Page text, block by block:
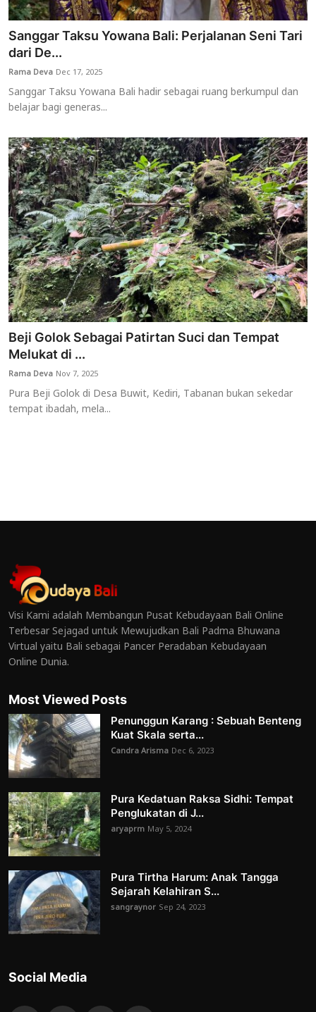
Sanggar Taksu Yowana Bali: Perjalanan Seni Tari
dari De...
Rama Deva Dec 17, 2025
Sanggar Taksu Yowana Bali hadir sebagai ruang berkumpul dan
belajar bagi generas...
Beji Golok Sebagai Patirtan Suci dan Tempat
Melukat di ...
Rama Deva Nov 7, 2025
Pura Beji Golok di Desa Buwit, Kediri, Tabanan bukan sekedar
tempat ibadah, mela...
Visi Kami adalah Membangun Pusat Kebudayaan Bali Online
Terbesar Sejagad untuk Mewujudkan Bali Padma Bhuwana
Virtual yaitu Bali sebagai Pancer Peradaban Kebudayaan
Online Dunia.
Most Viewed Posts
Penunggun Karang : Sebuah Benteng
Kuat Skala serta...
Candra Arisma Dec 6, 2023
Pura Kedatuan Raksa Sidhi: Tempat
Penglukatan di J...
aryaprm May 5, 2024
Pura Tirtha Harum: Anak Tangga
Sejarah Kelahiran S...
sangraynor Sep 24, 2023
Social Media